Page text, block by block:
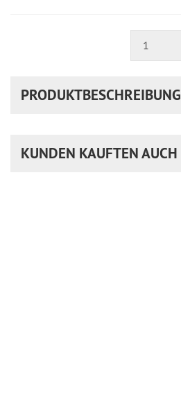
1
PRODUKTBESCHREIBUNG
KUNDEN KAUFTEN AUCH